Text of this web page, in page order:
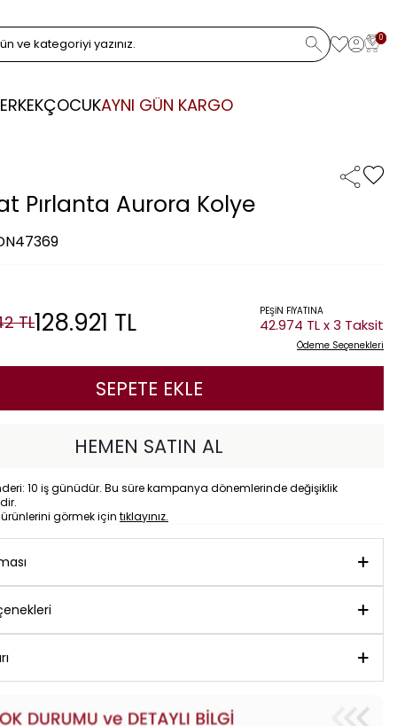
0
ERKEKÇOCUKAYNI GÜN KARGO
Pırlanta Aurora Kolye
TL128.921 TL PEŞİN FİYATINA
42.974 TL x 3 Taksit
Ödeme Seçenekleri
SEPETE EKLE
HEMEN SATIN AL
10 iş günüdür. Bu süre kampanya dönemlerinde değişiklik
ürünlerini görmek için tıklayınız.